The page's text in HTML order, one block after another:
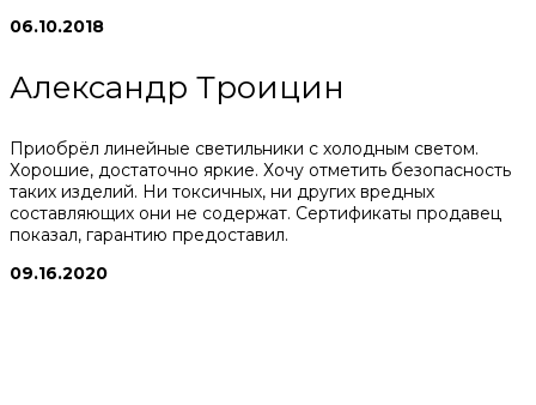
06.10.2018
Александр Троицин
Приобрёл линейные светильники с холодным светом.
Хорошие, достаточно яркие. Хочу отметить безопасность
таких изделий. Ни токсичных, ни других вредных
составляющих они не содержат. Сертификаты продавец
показал, гарантию предоставил.
09.16.2020